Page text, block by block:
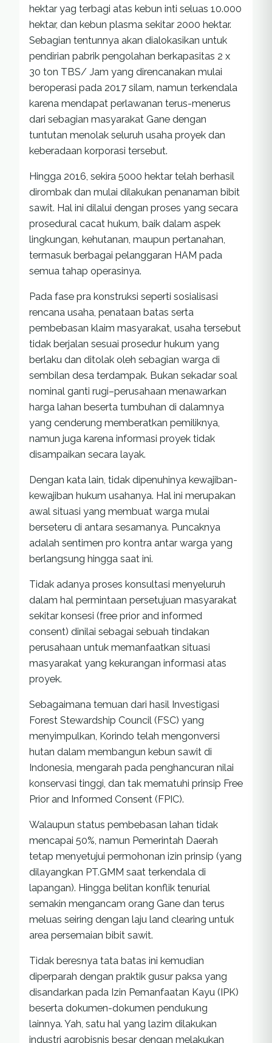
hektar yag terbagi atas kebun inti seluas 10.000
hektar, dan kebun plasma sekitar 2000 hektar.
Sebagian tentunnya akan dialokasikan untuk
pendirian pabrik pengolahan berkapasitas 2 x
30 ton TBS/ Jam yang direncanakan mulai
beroperasi pada 2017 silam, namun terkendala
karena mendapat perlawanan terus-menerus
dari sebagian masyarakat Gane dengan
tuntutan menolak seluruh usaha proyek dan
keberadaan korporasi tersebut.
Hingga 2016, sekira 5000 hektar telah berhasil
dirombak dan mulai dilakukan penanaman bibit
sawit. Hal ini dilalui dengan proses yang secara
prosedural cacat hukum, baik dalam aspek
lingkungan, kehutanan, maupun pertanahan,
termasuk berbagai pelanggaran HAM pada
semua tahap operasinya.
Pada fase pra konstruksi seperti sosialisasi
rencana usaha, penataan batas serta
pembebasan klaim masyarakat, usaha tersebut
tidak berjalan sesuai prosedur hukum yang
berlaku dan ditolak oleh sebagian warga di
sembilan desa terdampak. Bukan sekadar soal
nominal ganti rugi–perusahaan menawarkan
harga lahan beserta tumbuhan di dalamnya
yang cenderung memberatkan pemiliknya,
namun juga karena informasi proyek tidak
disampaikan secara layak.
Dengan kata lain, tidak dipenuhinya kewajiban-
kewajiban hukum usahanya. Hal ini merupakan
awal situasi yang membuat warga mulai
berseteru di antara sesamanya. Puncaknya
adalah sentimen pro kontra antar warga yang
berlangsung hingga saat ini.
Tidak adanya proses konsultasi menyeluruh
dalam hal permintaan persetujuan masyarakat
sekitar konsesi (free prior and informed
consent) dinilai sebagai sebuah tindakan
perusahaan untuk memanfaatkan situasi
masyarakat yang kekurangan informasi atas
proyek.
Sebagaimana temuan dari hasil Investigasi
Forest Stewardship Council (FSC) yang
menyimpulkan, Korindo telah mengonversi
hutan dalam membangun kebun sawit di
Indonesia, mengarah pada penghancuran nilai
konservasi tinggi, dan tak mematuhi prinsip Free
Prior and Informed Consent (FPIC).
Walaupun status pembebasan lahan tidak
mencapai 50%, namun Pemerintah Daerah
tetap menyetujui permohonan izin prinsip (yang
dilayangkan PT.GMM saat terkendala di
lapangan). Hingga belitan konflik tenurial
semakin mengancam orang Gane dan terus
meluas seiring dengan laju land clearing untuk
area persemaian bibit sawit.
Tidak beresnya tata batas ini kemudian
diperparah dengan praktik gusur paksa yang
disandarkan pada Izin Pemanfaatan Kayu (IPK)
beserta dokumen-dokumen pendukung
lainnya. Yah, satu hal yang lazim dilakukan
industri agrobisnis besar dengan melakukan